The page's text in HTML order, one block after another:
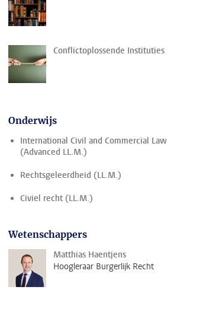
Conflictoplossende Instituties
Onderwijs
International Civil and Commercial Law
(Advanced LL.M.)
Rechtsgeleerdheid (LL.M.)
Civiel recht (LL.M.)
Wetenschappers
Matthias Haentjens
Hoogleraar Burgerlijk Recht